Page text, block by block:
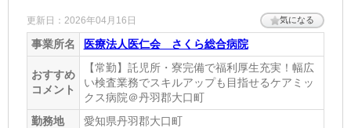
ホームページ
https://www.bml.co.jp/
更新日：2026年04月16日 気になる
事業所名 医療法人医仁会 さくら総合病院
おすすめ
コメント
【常勤】託児所・寮完備で福利厚生充実！幅広
い検査業務でスキルアップも目指せるケアミッ
クス病院＠丹羽郡大口町
勤務地
愛知県丹羽郡大口町